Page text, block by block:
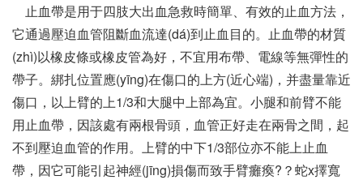
止血帶是用于四肢大出血急救時簡單、有效的止血方法，
它通過壓迫血管阻斷血流達(dá)到止血目的。止血帶的材質
(zhì)以橡皮條或橡皮管為好，不宜用布帶、電線等無彈性的
帶子。綁扎位置應(yīng)在傷口的上方(近心端)，并盡量靠近
傷口，以上臂的上1/3和大腿中上部為宜。小腿和前臂不能
用止血帶，因該處有兩根骨頭，血管正好走在兩骨之間，起
不到壓迫血管的作用。上臂的中下1/3部位亦不能上止血
帶，因它可能引起神經(jīng)損傷而致手臂癱瘓?？蛇x擇寬